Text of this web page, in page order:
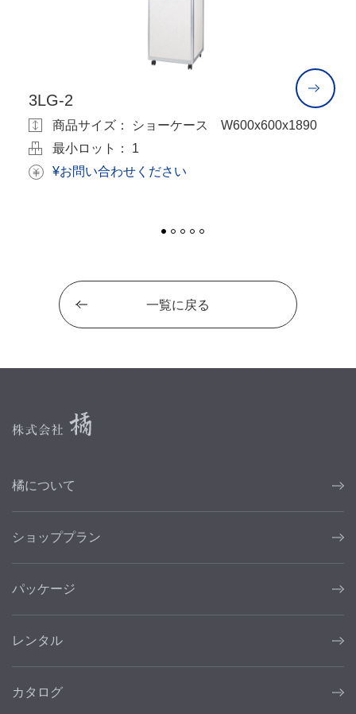
3LG-2
商品サイズ： ショーケース W600x600x1890
最小ロット： 1
¥お問い合わせください
一覧に戻る
橘について
ショッププラン
パッケージ
レンタル
カタログ